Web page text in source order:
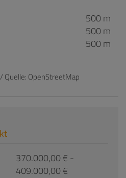
500 m
500 m
500 m
OpenStreetMap
370.000,00 € -
409.000,00 €